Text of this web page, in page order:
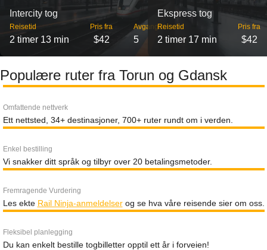
Intercity tog
Reisetid
2 timer 13 min
Pris fra
$42
Avganger
5
Ekspress tog
Reisetid
2 timer 17 min
Pris fra
$42
Populære ruter fra Torun og Gdansk
Omfattende nettverk
Ett nettsted, 34+ destinasjoner, 700+ ruter rundt om i verden.
Enkel bestilling
Vi snakker ditt språk og tilbyr over 20 betalingsmetoder.
Fremragende Vurdering
Les ekte Rail Ninja-anmeldelserog se hva våre reisende sier om oss.
Fleksibel planlegging
Du kan enkelt bestille togbilletter opptil ett år i forveien!